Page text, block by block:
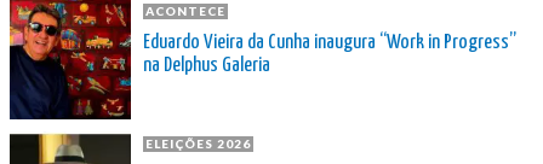
ACONTECE
Eduardo Vieira da Cunha inaugura “Work in Progress”
na Delphus Galeria
ELEIÇÕES 2026